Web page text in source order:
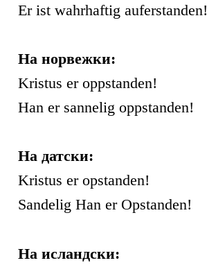
Er ist wahrhaftig auferstanden!
На норвежки:
Kristus er oppstanden!
Han er sannelig oppstanden!
На датски:
Kristus er opstanden!
Sandelig Han er Opstanden!
На исландски: